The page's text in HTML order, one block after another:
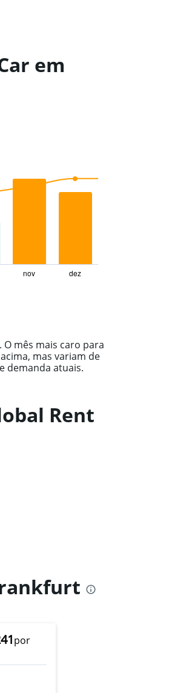
em
nov dez
mês mais caro para
mas variam de
demanda atuais.
Rent
por